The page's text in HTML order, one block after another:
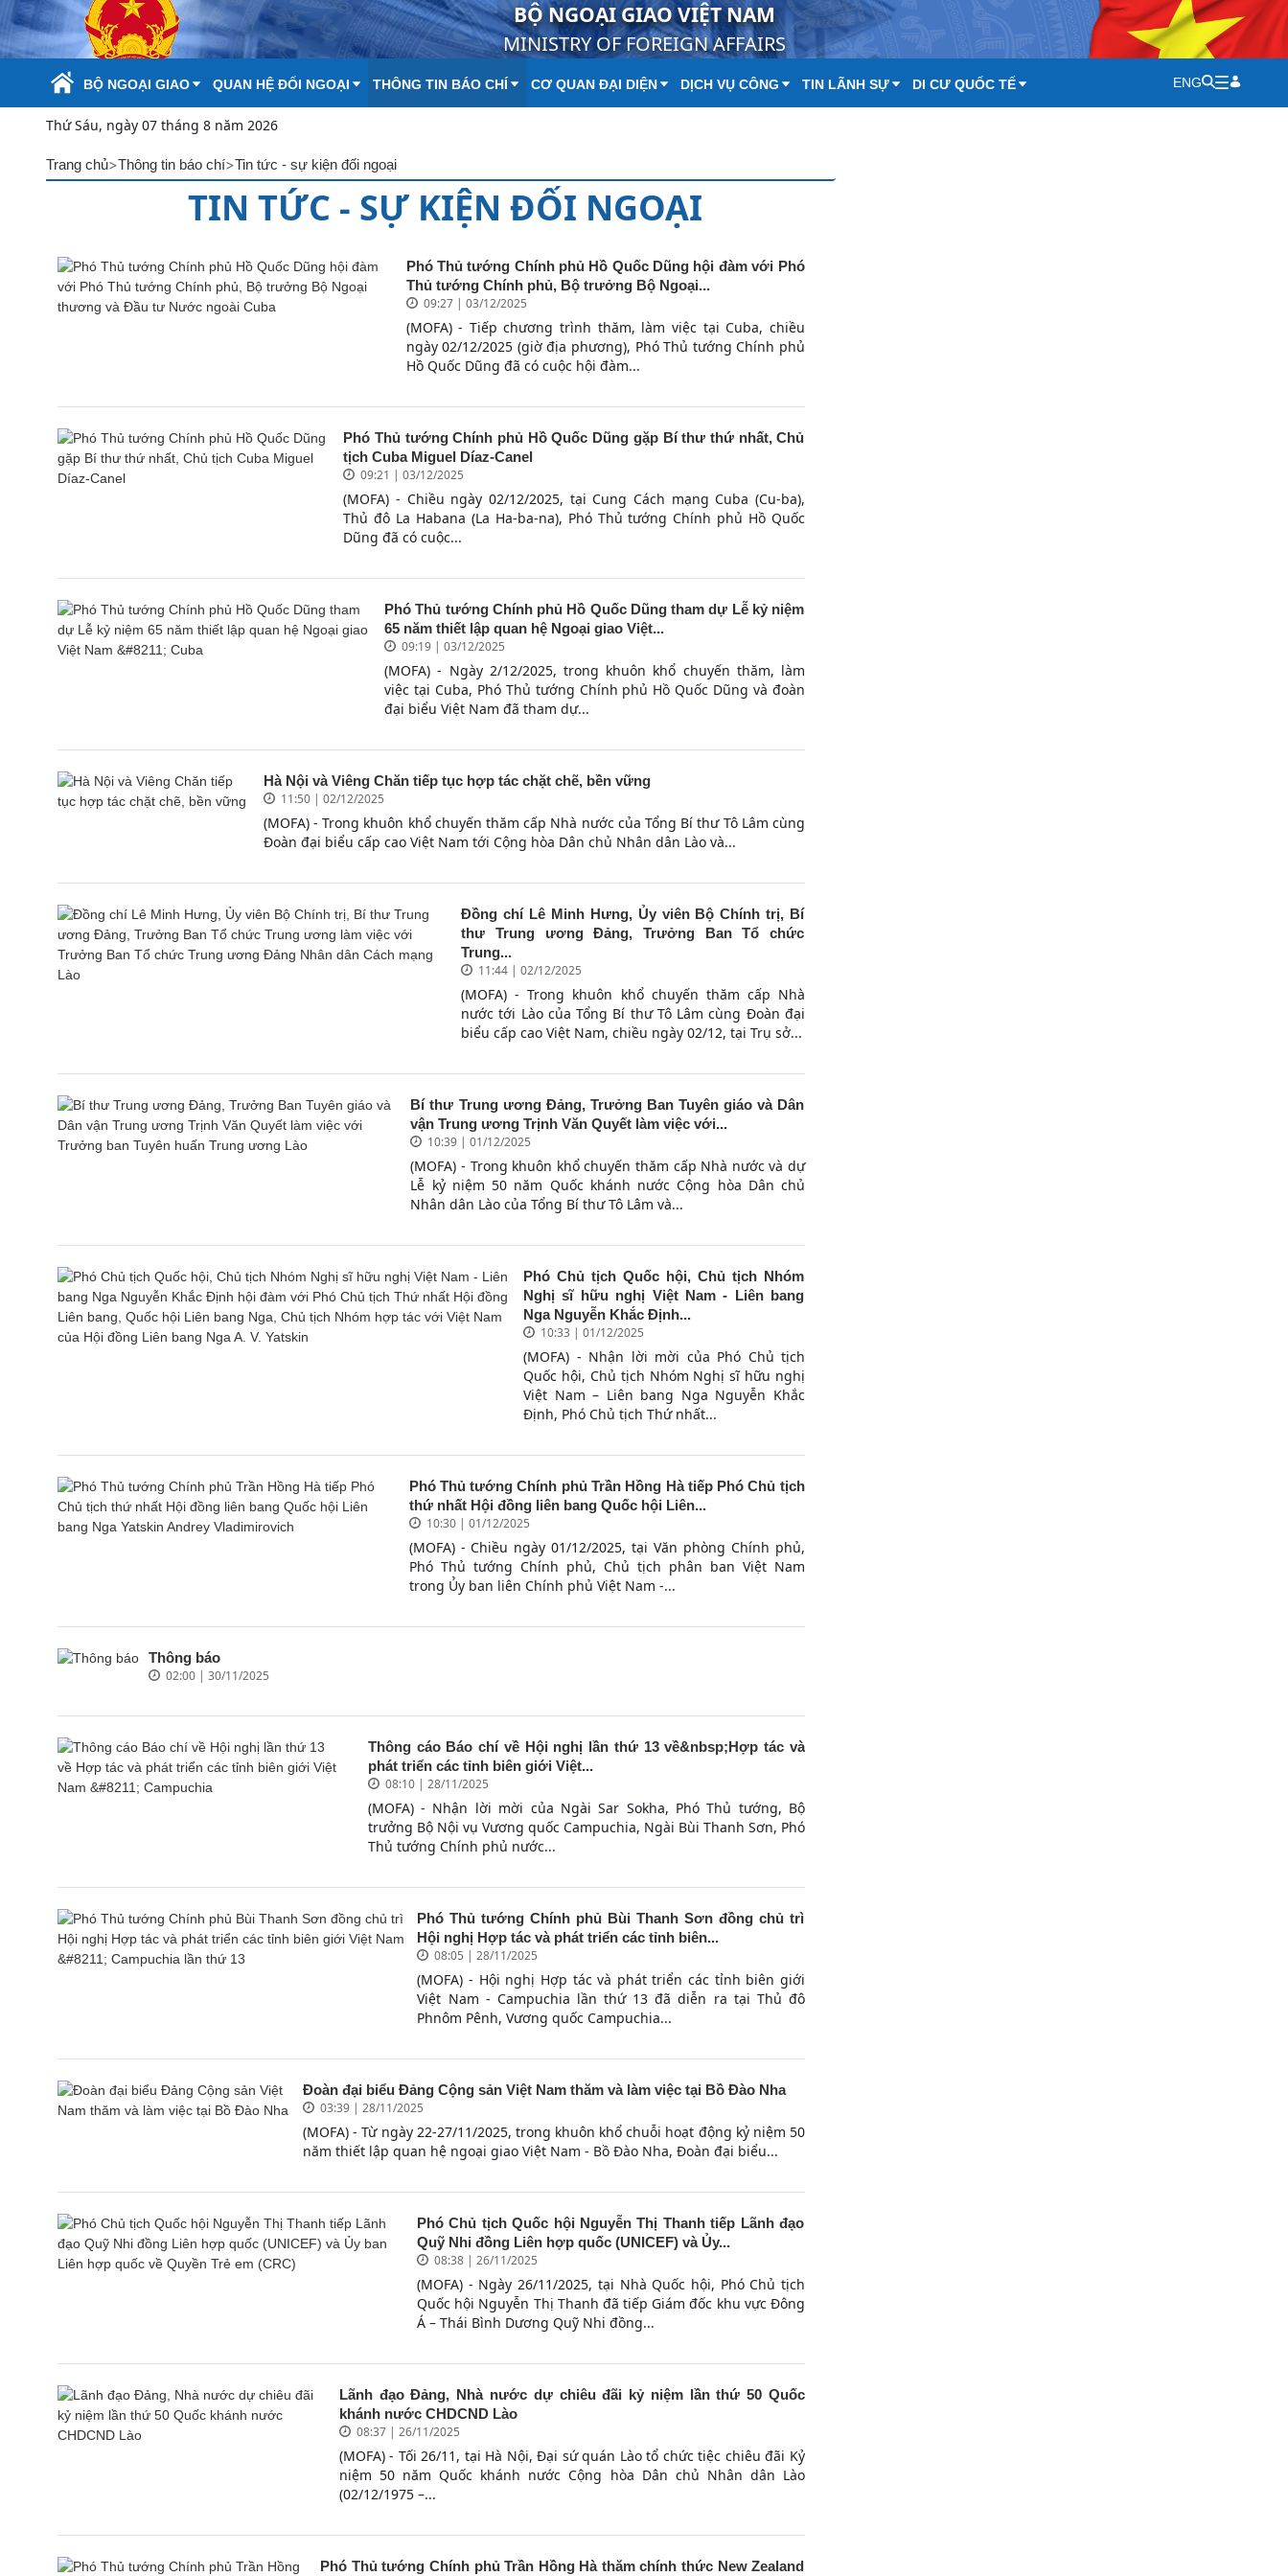
Skip to Main Content BỘ NGOẠI GIAO VIỆT NAM
MINISTRY OF FOREIGN AFFAIRS
BỘ NGOẠI GIAO QUAN HỆ ĐỐI NGOẠI THÔNG TIN BÁO CHÍ CƠ QUAN ĐẠI DIỆN DỊCH VỤ CÔNG TIN LÃNH SỰ DI CƯ QUỐC TẾ ENG
Thứ Sáu, ngày 07 tháng 8 năm 2026
Trang chủ>Thông tin báo chí>Tin tức - sự kiện đối ngoại
TIN TỨC - SỰ KIỆN ĐỐI NGOẠI
Phó Thủ tướng Chính phủ Hồ Quốc Dũng hội đàm với Phó
Thủ tướng Chính phủ, Bộ trưởng Bộ Ngoại...
09:27 | 03/12/2025
(MOFA) - Tiếp chương trình thăm, làm việc tại Cuba, chiều
ngày 02/12/2025 (giờ địa phương), Phó Thủ tướng Chính phủ
Hồ Quốc Dũng đã có cuộc hội đàm...
Phó Thủ tướng Chính phủ Hồ Quốc Dũng gặp Bí thư thứ nhất, Chủ
tịch Cuba Miguel Díaz-Canel
09:21 | 03/12/2025
(MOFA) - Chiều ngày 02/12/2025, tại Cung Cách mạng Cuba (Cu-ba),
Thủ đô La Habana (La Ha-ba-na), Phó Thủ tướng Chính phủ Hồ Quốc
Dũng đã có cuộc...
Phó Thủ tướng Chính phủ Hồ Quốc Dũng tham dự Lễ kỷ niệm
65 năm thiết lập quan hệ Ngoại giao Việt...
09:19 | 03/12/2025
(MOFA) - Ngày 2/12/2025, trong khuôn khổ chuyến thăm, làm
việc tại Cuba, Phó Thủ tướng Chính phủ Hồ Quốc Dũng và đoàn
đại biểu Việt Nam đã tham dự...
Hà Nội và Viêng Chăn tiếp tục hợp tác chặt chẽ, bền vững
11:50 | 02/12/2025
(MOFA) - Trong khuôn khổ chuyến thăm cấp Nhà nước của Tổng Bí thư Tô Lâm cùng
Đoàn đại biểu cấp cao Việt Nam tới Cộng hòa Dân chủ Nhân dân Lào và...
Đồng chí Lê Minh Hưng, Ủy viên Bộ Chính trị, Bí
thư Trung ương Đảng, Trưởng Ban Tổ chức
Trung...
11:44 | 02/12/2025
(MOFA) - Trong khuôn khổ chuyến thăm cấp Nhà
nước tới Lào của Tổng Bí thư Tô Lâm cùng Đoàn đại
biểu cấp cao Việt Nam, chiều ngày 02/12, tại Trụ sở...
Bí thư Trung ương Đảng, Trưởng Ban Tuyên giáo và Dân
vận Trung ương Trịnh Văn Quyết làm việc với...
10:39 | 01/12/2025
(MOFA) - Trong khuôn khổ chuyến thăm cấp Nhà nước và dự
Lễ kỷ niệm 50 năm Quốc khánh nước Cộng hòa Dân chủ
Nhân dân Lào của Tổng Bí thư Tô Lâm và...
Phó Chủ tịch Quốc hội, Chủ tịch Nhóm
Nghị sĩ hữu nghị Việt Nam - Liên bang
Nga Nguyễn Khắc Định...
10:33 | 01/12/2025
(MOFA) - Nhận lời mời của Phó Chủ tịch
Quốc hội, Chủ tịch Nhóm Nghị sĩ hữu nghị
Việt Nam – Liên bang Nga Nguyễn Khắc
Định, Phó Chủ tịch Thứ nhất...
Phó Thủ tướng Chính phủ Trần Hồng Hà tiếp Phó Chủ tịch
thứ nhất Hội đồng liên bang Quốc hội Liên...
10:30 | 01/12/2025
(MOFA) - Chiều ngày 01/12/2025, tại Văn phòng Chính phủ,
Phó Thủ tướng Chính phủ, Chủ tịch phân ban Việt Nam
trong Ủy ban liên Chính phủ Việt Nam -...
Thông báo
02:00 | 30/11/2025
Thông cáo Báo chí về Hội nghị lần thứ 13 về&nbsp;Hợp tác và
phát triển các tỉnh biên giới Việt...
08:10 | 28/11/2025
(MOFA) - Nhận lời mời của Ngài Sar Sokha, Phó Thủ tướng, Bộ
trưởng Bộ Nội vụ Vương quốc Campuchia, Ngài Bùi Thanh Sơn, Phó
Thủ tướng Chính phủ nước...
Phó Thủ tướng Chính phủ Bùi Thanh Sơn đồng chủ trì
Hội nghị Hợp tác và phát triển các tỉnh biên...
08:05 | 28/11/2025
(MOFA) - Hội nghị Hợp tác và phát triển các tỉnh biên giới
Việt Nam - Campuchia lần thứ 13 đã diễn ra tại Thủ đô
Phnôm Pênh, Vương quốc Campuchia...
Đoàn đại biểu Đảng Cộng sản Việt Nam thăm và làm việc tại Bồ Đào Nha
03:39 | 28/11/2025
(MOFA) - Từ ngày 22-27/11/2025, trong khuôn khổ chuỗi hoạt động kỷ niệm 50
năm thiết lập quan hệ ngoại giao Việt Nam - Bồ Đào Nha, Đoàn đại biểu...
Phó Chủ tịch Quốc hội Nguyễn Thị Thanh tiếp Lãnh đạo
Quỹ Nhi đồng Liên hợp quốc (UNICEF) và Ủy...
08:38 | 26/11/2025
(MOFA) - Ngày 26/11/2025, tại Nhà Quốc hội, Phó Chủ tịch
Quốc hội Nguyễn Thị Thanh đã tiếp Giám đốc khu vực Đông
Á – Thái Bình Dương Quỹ Nhi đồng...
Lãnh đạo Đảng, Nhà nước dự chiêu đãi kỷ niệm lần thứ 50 Quốc
khánh nước CHDCND Lào
08:37 | 26/11/2025
(MOFA) - Tối 26/11, tại Hà Nội, Đại sứ quán Lào tổ chức tiệc chiêu đãi Kỷ
niệm 50 năm Quốc khánh nước Cộng hòa Dân chủ Nhân dân Lào
(02/12/1975 –...
Phó Thủ tướng Chính phủ Trần Hồng Hà thăm chính thức New Zealand